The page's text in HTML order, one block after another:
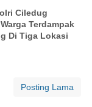
Ciledug
Terdampak
Di Tiga Lokasi
Posting Lama